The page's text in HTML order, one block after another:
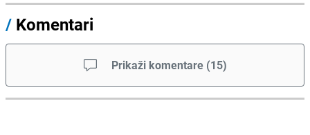
/ Komentari
Prikaži komentare (15)